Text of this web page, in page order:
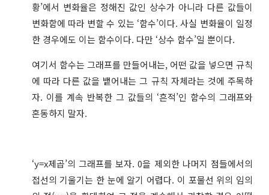
황’에서 변화율은 정해진 값인 상수가 아니라 다른 값들이
변화함에 따라 변할 수 있는 ‘함수’이다. 사실 변화율이 일정
한 경우에도 이는 함수이다. 다만 ‘상수 함수’일 뿐이다.
여기서 함수는 그래프를 만들어내는, 어떤 값을 넣으면 규칙
에 따라 다른 값을 뱉어내는 그 규칙 자체라는 것에 주목하
자. 이를 계속 반복한 그 값들의 ‘흔적’인 함수의 그래프와
혼동하지 말자.
‘y=x제곱’의 그래프를 보자. 0을 제외한 나머지 점들에서의
접선의 기울기는 한 눈에 알기 어렵다. 이 포물선 위의 임의